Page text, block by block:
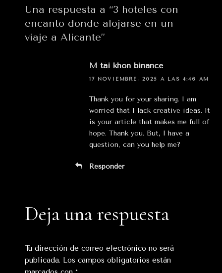
Una respuesta a “3 hoteles con
encanto donde alojarse en un
viaje a Alicante”
M tài khon binance
17 NOVIEMBRE, 2025 A LAS 4:46 AM
Thank you for your sharing. I am
worried that I lack creative ideas. It
is your article that makes me full of
hope. Thank you. But, I have a
question, can you help me?
Responder
Deja una respuesta
Tu dirección de correo electrónico no será
publicada. Los campos obligatorios están